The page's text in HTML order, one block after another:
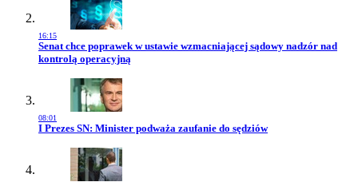
16:15
Przejdź do artykułu:
Senat chce poprawek w ustawie wzmacniającej sądowy nadzór nad
kontrolą operacyjną
08:01
Przejdź do artykułu:
I Prezes SN: Minister podważa zaufanie do sędziów